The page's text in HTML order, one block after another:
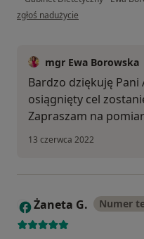
w opinii użytkownika Aneta
zgłoś nadużycie
mgr Ewa Borowska
Bardzo dziękuję Pani
osiągnięty cel
Zapraszam na
13 czerwca 2022
Ż Żaneta G. Numer